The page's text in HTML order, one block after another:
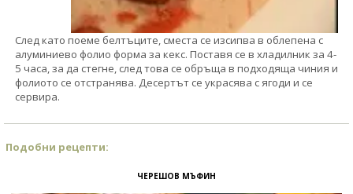
След като поеме белтъците, сместа се изсипва в облепена с
алуминиево фолио форма за кекс. Поставя се в хладилник за 4-
5 часа, за да стегне, след това се обръща в подходяща чиния и
фолиото се отстранява. Десертът се украсява с ягоди и се
сервира.
Подобни рецепти:
ЧЕРЕШОВ МЪФИН